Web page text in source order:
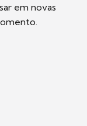
em novas